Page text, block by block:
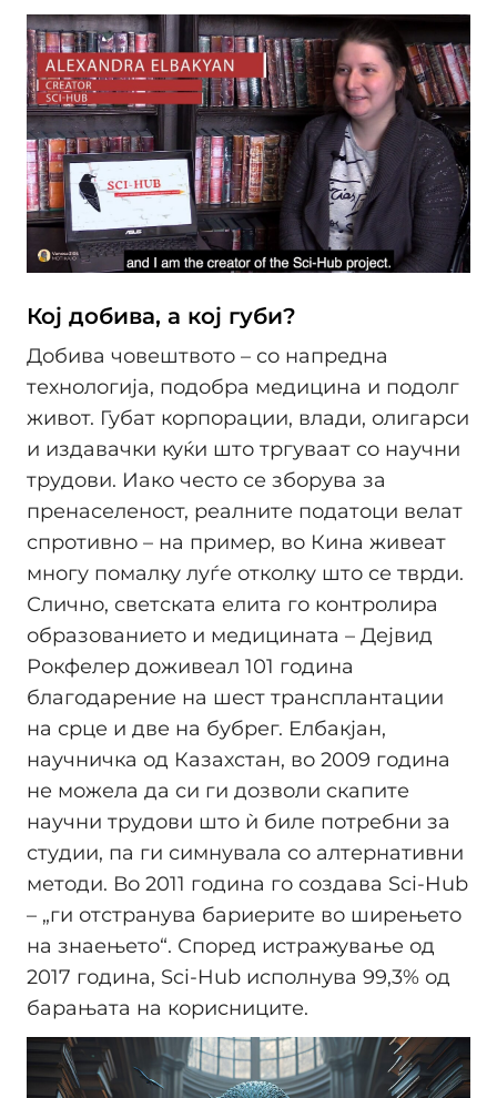
Кој добива, а кој губи?
Добива човештвото – со напредна
технологија, подобра медицина и подолг
живот. Губат корпорации, влади, олигарси
и издавачки куќи што тргуваат со научни
трудови. Иако често се зборува за
пренаселеност, реалните податоци велат
спротивно – на пример, во Кина живеат
многу помалку луѓе отколку што се тврди.
Слично, светската елита го контролира
образованието и медицината – Дејвид
Рокфелер доживеал 101 година
благодарение на шест трансплантации
на срце и две на бубрег. Елбакјан,
научничка од Казахстан, во 2009 година
не можела да си ги дозволи скапите
научни трудови што ѝ биле потребни за
студии, па ги симнувала со алтернативни
методи. Во 2011 година го создава Sci-Hub
– „ги отстранува бариерите во ширењето
на знаењето“. Според истражување од
2017 година, Sci-Hub исполнува 99,3% од
барањата на корисниците.